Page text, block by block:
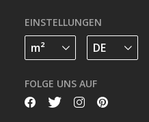
EINSTELLUNGEN
FOLGE UNS AUF